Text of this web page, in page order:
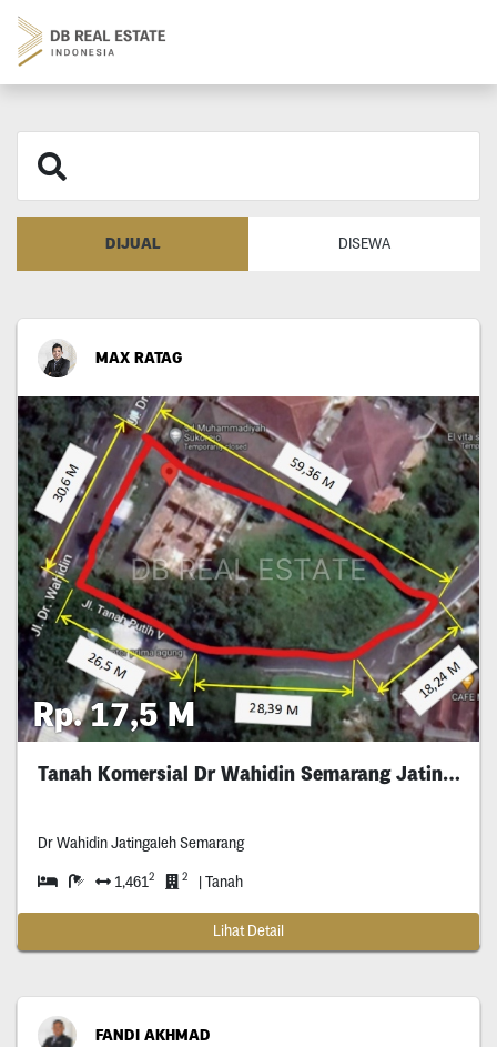
DIJUAL DISEWA
MAX RATAG
Rp. 17,5 M
Tanah Komersial Dr Wahidin Semarang Jatingaleh
Dr Wahidin Jatingaleh Semarang
1,4612 2 | Tanah
Lihat Detail
FANDI AKHMAD